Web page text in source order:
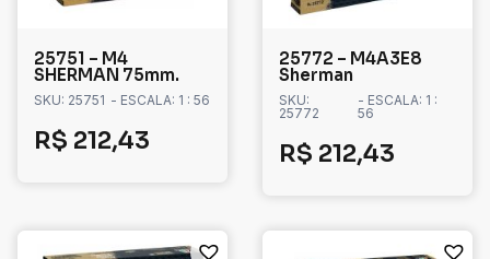
25751 – M4
SHERMAN 75mm.
SKU: 25751 - ESCALA: 1 : 56
R$ 212,43
25772 – M4A3E8
Sherman
SKU:
25772
- ESCALA: 1 :
56
R$ 212,43